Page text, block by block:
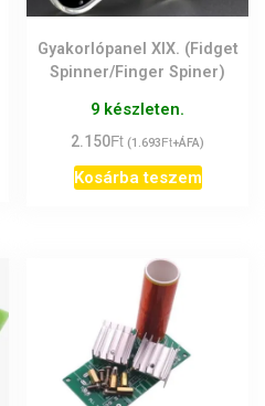
Gyakorlópanel XIX. (Fidget
Spinner/Finger Spiner)
9 készleten.
2.150Ft (1.693Ft+ÁFA)
Kosárba teszem